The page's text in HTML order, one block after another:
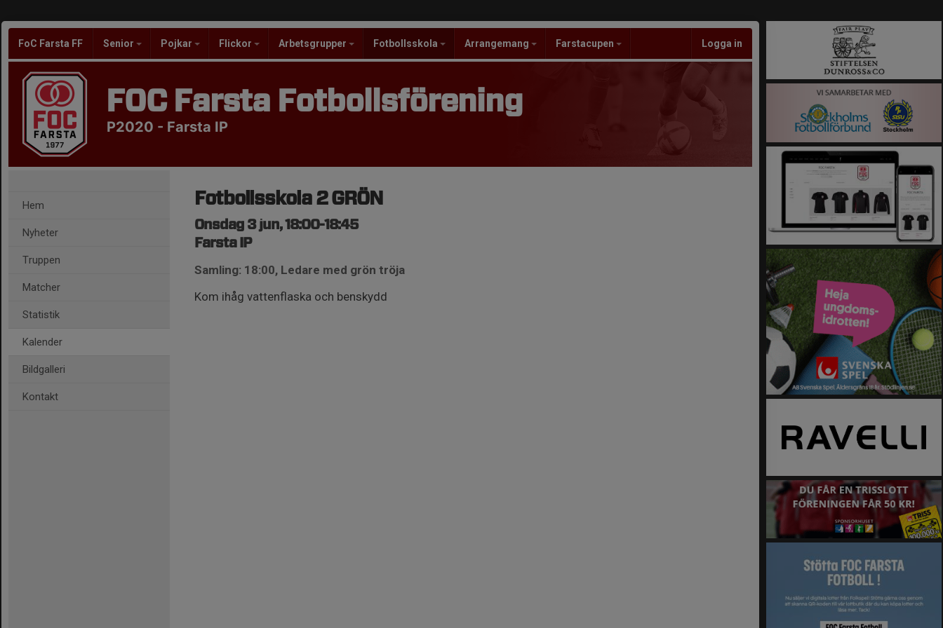
FoC Farsta FF Senior Pojkar Flickor Arbetsgrupper Fotbollsskola Arrangemang Farstacupen Logga in
FOC Farsta Fotbollsförening
P2020 - Farsta IP
Hem
Nyheter
Truppen
Matcher
Statistik
Kalender
Bildgalleri
Kontakt
Fotbollsskola 2 GRÖN
Onsdag 3 jun, 18:00-18:45
Farsta IP
Samling: 18:00, Ledare med grön tröja
Kom ihåg vattenflaska och benskydd